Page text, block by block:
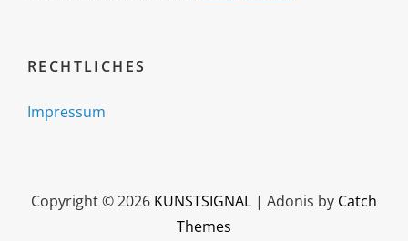
RECHTLICHES
Impressum
Copyright © 2026 KUNSTSIGNAL | Adonis by Catch
Themes